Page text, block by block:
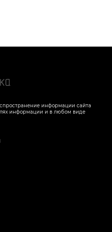
информации сайта
информации и в любом виде